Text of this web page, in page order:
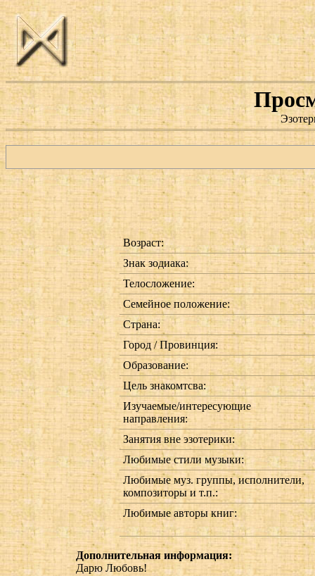
Возраст:
Знак зодиака:
Телосложение:
Семейное положение:
Страна:
Город / Провинция:
Образование:
Цель знакомтсва:
Изучаемые/интересующие
направления:
Занятия вне эзотерики:
Любимые стили музыки:
Любимые муз. группы, исполнители,
композиторы и т.п.:
Любимые авторы книг:
Дополнительная информация:
Дарю Любовь!